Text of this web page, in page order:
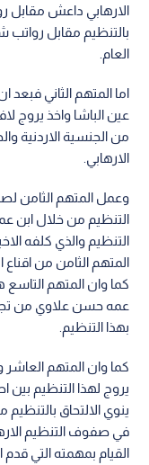
الارهابي داعش مقابل
بالتنظيم مقابل
العام.
اما المتهم الثاني فبعد
عين الباشا واخذ يروج
من الجنسية الاردنية
الارهابي.
وعمل المتهم الثامن
التنظيم من خلال ابن
التنظيم والذي كلفه
المتهم الثامن من
كما وان المتهم
عمه حسن علاوي من
بهذا التنظيم.
كما وان المتهم العاشر
يروج لهذا التنظيم بين
ينوي الالتحاق
في صفوف التنظيم
القيام بمهمته التي